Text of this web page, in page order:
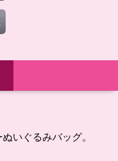
いぐるみバッグ。